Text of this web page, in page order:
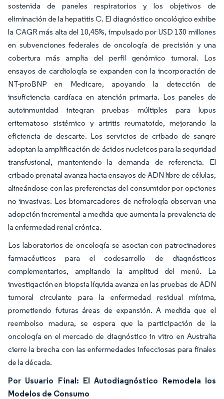
sostenida de paneles respiratorios y los objetivos de
eliminación de la hepatitis C. El diagnóstico oncológico exhibe
la CAGR más alta del 10,45%, impulsado por USD 130 millones
en subvenciones federales de oncología de precisión y una
cobertura más amplia del perfil genómico tumoral. Los
ensayos de cardiología se expanden con la incorporación de
NT-proBNP en Medicare, apoyando la detección de
insuficiencia cardíaca en atención primaria. Los paneles de
autoinmunidad integran pruebas múltiples para lupus
eritematoso sistémico y artritis reumatoide, mejorando la
eficiencia de descarte. Los servicios de cribado de sangre
adoptan la amplificación de ácidos nucleicos para la seguridad
transfusional, manteniendo la demanda de referencia. El
cribado prenatal avanza hacia ensayos de ADN libre de células,
alineándose con las preferencias del consumidor por opciones
no invasivas. Los biomarcadores de nefrología observan una
adopción incremental a medida que aumenta la prevalencia de
la enfermedad renal crónica.
Los laboratorios de oncología se asocian con patrocinadores
farmacéuticos para el codesarrollo de diagnósticos
complementarios, ampliando la amplitud del menú. La
investigación en biopsia líquida avanza en las pruebas de ADN
tumoral circulante para la enfermedad residual mínima,
prometiendo futuras áreas de expansión. A medida que el
reembolso madura, se espera que la participación de la
oncología en el mercado de diagnóstico in vitro en Australia
cierre la brecha con las enfermedades infecciosas para finales
de la década.
Por Usuario Final: El Autodiagnóstico Remodela los
Modelos de Consumo